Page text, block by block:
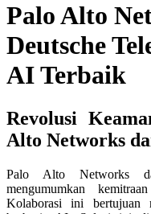
Palo Alto
Deutsche
AI Terbaik
Revolusi
Alto Networks
Palo Alto Networks
mengumumkan
Kolaborasi ini bertujuan